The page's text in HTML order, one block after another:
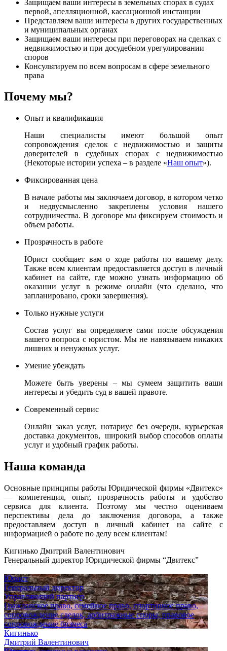
Защищаем ваши интересы в земельных спорах в судах
первой, апелляционной, кассационной инстанции
Представляем ваши интересы в других государственных
и муниципальных органах
Защищаем ваши интересы при переговорах на сделках с
недвижимостью и при досудебном урегулировании
споров
Консультируем по всем вопросам в сфере земельного
права
Почему мы?
Опыт и квалификация
Наши специалисты имеют большой опыт
сопровождения сделок с недвижимостью и защиты
доверителей в судебных спорах с недвижимостью
(Некоторые истории успеха – в разделе «Наш опыт»).
Фиксированная цена
В начале работы мы заключаем договор, в котором четко
и недвусмысленно закреплены условия нашего
сотрудничества. В договоре мы фиксируем стоимость и
объем работы.
Прозрачность в работе
Юрист сообщает вам о ходе работы по вашему делу.
Также всем клиентам предоставляется доступ в личный
кабинет на сайте, где можно узнать информацию об
оказании услуг в режиме онлайн (что сделано, что
запланировано, сроки завершения).
Только нужные услуги
Состав услуг вы определяете сами после обсуждения
вашего вопроса с юристом. Мы не навязываем никаких
лишних и ненужных услуг.
Умение убеждать
Можете быть уверены – мы сумеем защитить ваши
интересы и убедить суд в вашей правоте.
Современный сервис
Онлайн заказ услуг, нотариус без очереди, курьерская
доставка документов, широкий выбор способов оплаты
услуг и удобный график работы.
Наша команда
Основные принципы работы Юридической фирмы «Двитекс»
— компетенция, опыт, прозрачность работы и удобство
сервиса для клиента. Поэтому мы честно оцениваем
перспективы дела до заключения договора, а также
предоставляем доступ в личный кабинет на сайте с
информацией о работе по делу всем клиентам!
Кигинько Дмитрий Валентинович
Генеральный директор Юридической фирмы “Двитекс”
Юрист
Генеральный директор
Управляющий партнер
Гражданское право, семейное право, спортивное право,
сопровождение сделок, арбитражные споры, правовое
сопровождение бизнеса
Кигинько
Дмитрий Валентинович